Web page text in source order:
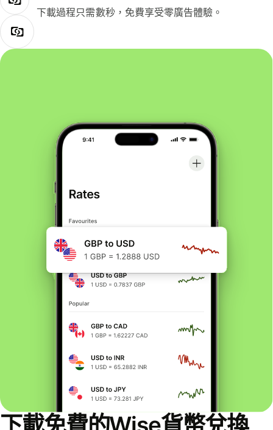
下載過程只需數秒，免費享受零廣告體驗。